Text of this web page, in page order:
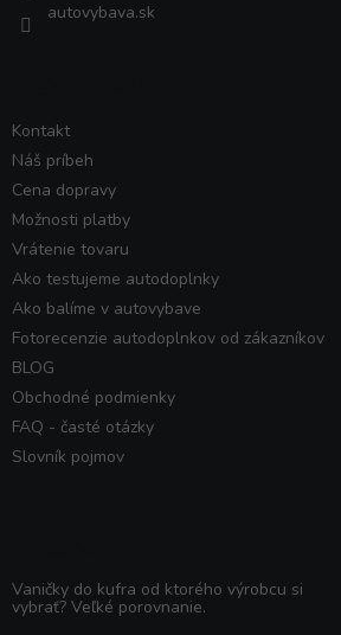
autovybava.sk
Kontakt
Náš príbeh
Cena dopravy
Možnosti platby
Vrátenie tovaru
Ako testujeme autodoplnky
Ako balíme v autovybave
Fotorecenzie autodoplnkov od zákazníkov
BLOG
Obchodné podmienky
FAQ - časté otázky
Slovník pojmov
Vaničky do kufra od ktorého výrobcu si
vybrať? Veľké porovnanie.